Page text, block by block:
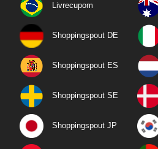
Livrecupom
Shoppingspout DE
Shoppingspout ES
Shoppingspout SE
Shoppingspout JP